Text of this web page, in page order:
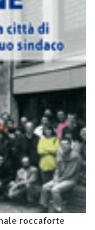
roccaforte